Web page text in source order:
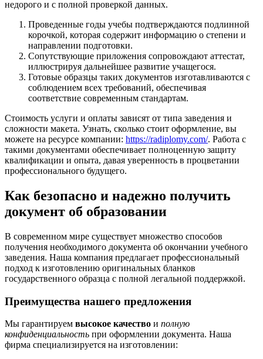
недорого и с полной проверкой данных.
Проведенные годы учебы подтверждаются подлинной
корочкой, которая содержит информацию о степени и
направлении подготовки.
Сопутствующие приложения сопровождают аттестат,
иллюстрируя дальнейшее развитие учащегося.
Готовые образцы таких документов изготавливаются с
соблюдением всех требований, обеспечивая
соответствие современным стандартам.
Стоимость услуги и оплаты зависят от типа заведения и
сложности макета. Узнать, сколько стоит оформление, вы
можете на ресурсе компании: https://radiplomy.com/. Работа с
такими документами обеспечивает полноценную защиту
квалификации и опыта, давая уверенность в процветании
профессионального будущего.
Как безопасно и надежно получить
документ об образовании
В современном мире существует множество способов
получения необходимого документа об окончании учебного
заведения. Наша компания предлагает профессиональный
подход к изготовлению оригинальных бланков
государственного образца с полной легальной поддержкой.
Преимущества нашего предложения
Мы гарантируем высокое качество и полную
конфиденциальность при оформлении документа. Наша
фирма специализируется на изготовлении: